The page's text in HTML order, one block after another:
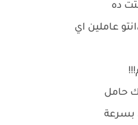
ده
عاملين اي
حامل
بسرعة